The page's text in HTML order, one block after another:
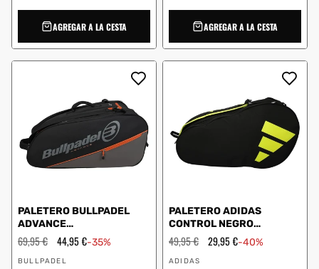
AGREGAR A LA CESTA AGREGAR A LA CESTA
PALETERO BULLPADEL
ADVANCE
NEGRO/NARANJA UNISEX
BPP26014
Precio
habitual
69,95 € Precio
oferta
44,95 €-35%
Proveedor:
BULLPADEL
PALETERO ADIDAS
CONTROL NEGRO
AMARILLO FLÚOR
Precio
habitual
49,95 € Precio
29,95 €-40%
Proveedor:
ADIDAS